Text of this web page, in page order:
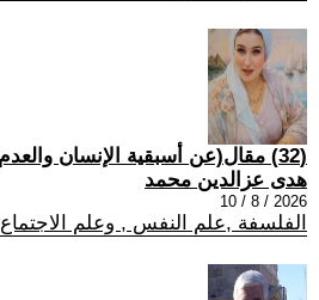
(32) مقال(عن أسبقية الإنسان والعدم)
هدى عزالدين محمد
2026 / 8 / 10
الفلسفة ,علم النفس , وعلم الاجتماع